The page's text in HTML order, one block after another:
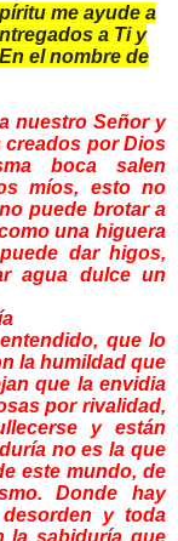
me ayude a
a Ti y
En el nombre de
nuestro Señor y
creados por Dios
boca salen
míos, esto no
puede brotar a
una higuera
dar higos,
agua dulce un
que lo
la humildad que
que la envidia
por rivalidad,
y están
no es la que
este mundo, de
Donde hay
y toda
la sabiduría que